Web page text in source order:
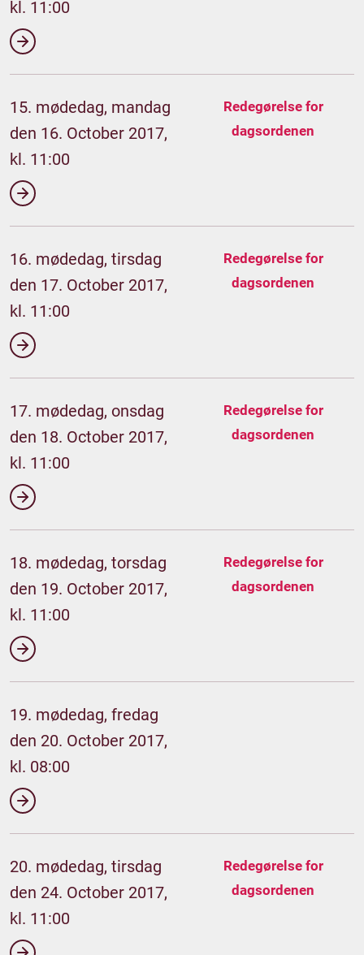
kl. 11:00
15. mødedag, mandag
den 16. October 2017,
kl. 11:00
Redegørelse for
dagsordenen
16. mødedag, tirsdag
den 17. October 2017,
kl. 11:00
Redegørelse for
dagsordenen
17. mødedag, onsdag
den 18. October 2017,
kl. 11:00
Redegørelse for
dagsordenen
18. mødedag, torsdag
den 19. October 2017,
kl. 11:00
Redegørelse for
dagsordenen
19. mødedag, fredag
den 20. October 2017,
kl. 08:00
20. mødedag, tirsdag
den 24. October 2017,
kl. 11:00
Redegørelse for
dagsordenen